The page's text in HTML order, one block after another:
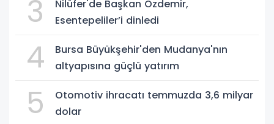
3
Nilüfer'de Başkan Özdemir,
Esentepeliler’i dinledi
4
Bursa Büyükşehir'den Mudanya'nın
altyapısına güçlü yatırım
5
Otomotiv ihracatı temmuzda 3,6 milyar
dolar